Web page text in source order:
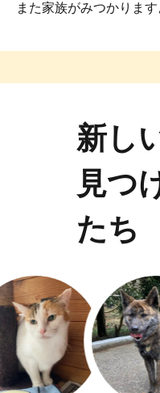
また家族がみつかります
新し
見つ
たち